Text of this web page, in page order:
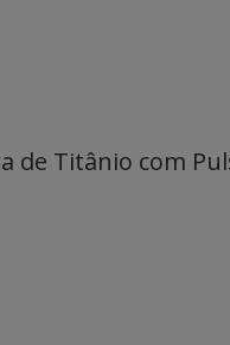
de Titânio com